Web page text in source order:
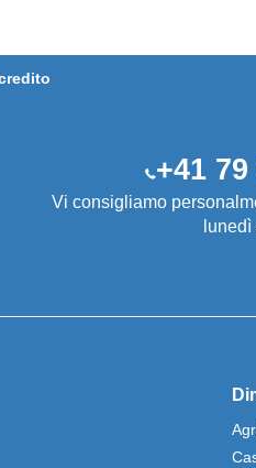
+41 79
Vi consigliamo